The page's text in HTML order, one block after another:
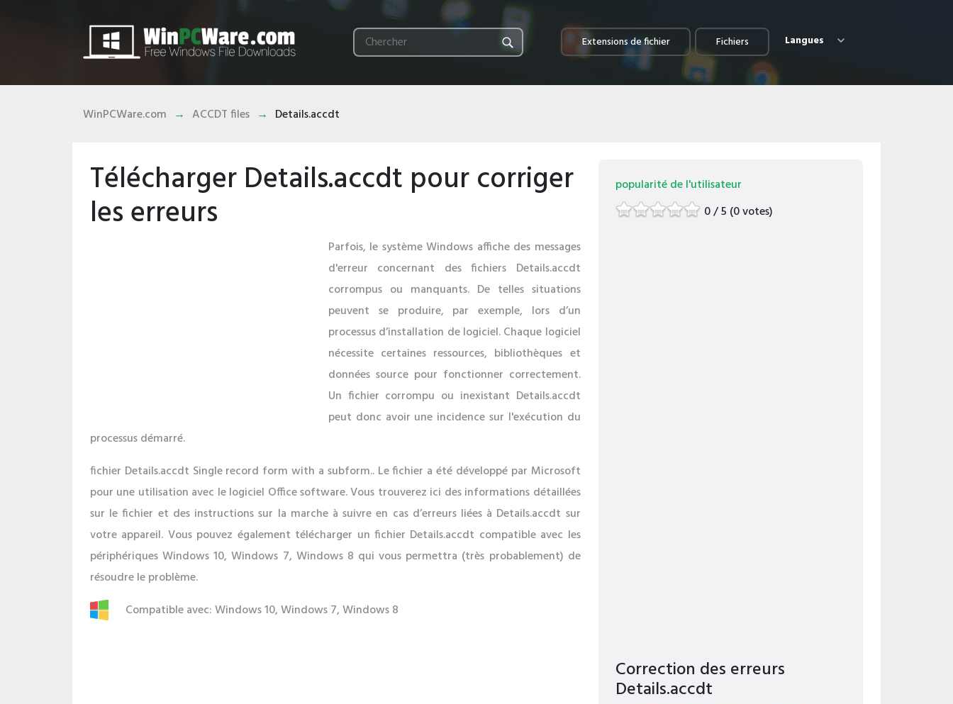
Extensions de fichier Fichiers Langues
WinPCWare.com ACCDT files Details.accdt
Télécharger Details.accdt pour corriger
les erreurs
Parfois, le système Windows affiche des messages
d'erreur concernant des fichiers Details.accdt
corrompus ou manquants. De telles situations
peuvent se produire, par exemple, lors d’un
processus d’installation de logiciel. Chaque logiciel
nécessite certaines ressources, bibliothèques et
données source pour fonctionner correctement.
Un fichier corrompu ou inexistant Details.accdt
peut donc avoir une incidence sur l'exécution du
processus démarré.
fichier Details.accdt Single record form with a subform.. Le fichier a été développé par Microsoft
pour une utilisation avec le logiciel Office software. Vous trouverez ici des informations détaillées
sur le fichier et des instructions sur la marche à suivre en cas d’erreurs liées à Details.accdt sur
votre appareil. Vous pouvez également télécharger un fichier Details.accdt compatible avec les
périphériques Windows 10, Windows 7, Windows 8 qui vous permettra (très probablement) de
résoudre le problème.
Compatible avec: Windows 10, Windows 7, Windows 8
popularité de l'utilisateur
0 / 5 (0 votes)
Correction des erreurs
Details.accdt